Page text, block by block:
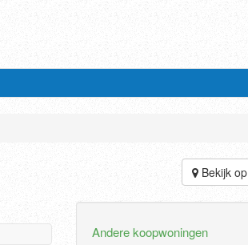
Bekijk
Andere koopwoningen